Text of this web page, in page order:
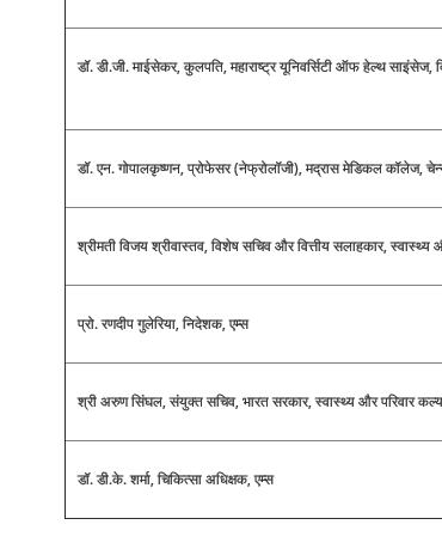
डॉ. डी.जी. माईसेकर, कुलपति, महाराष्ट्र यूनिवर्सिटी ऑफ हेल्थ साइंसेज,
डॉ. एन. गोपालकृष्णन, प्रोफेसर (नेफ्रोलॉजी), मद्रास मेडिकल कॉलेज,
श्रीमती विजय श्रीवास्तव, विशेष सचिव और वित्तीय सलाहकार, स्वास्थ्य
प्रो. रणदीप गुलेरिया, निदेशक, एम्स
श्री अरुण सिंघल, संयुक्त सचिव, भारत सरकार, स्वास्थ्य और परिवार
डॉ. डी.के. शर्मा, चिकित्सा अधिक्षक, एम्स